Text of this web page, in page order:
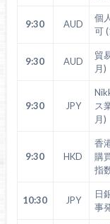
9:30 AUD
個
可
9:30 AUD
貿
月)
9:30 JPY
ス
月)
9:30 HKD
香
購
指
10:30 JPY
日
事